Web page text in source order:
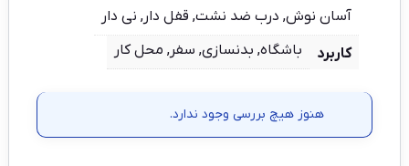
آسان نوش, درب ضد نشت, قفل دار, نی دار
کاربرد باشگاه, بدنسازی, سفر, محل کار
هنوز هیچ بررسی وجود ندارد.